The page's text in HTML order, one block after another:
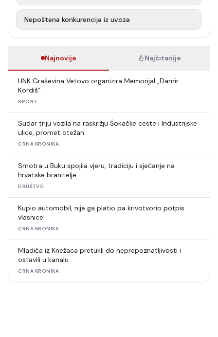
Nepoštena konkurencija iz uvoza
Najnovije Najčitanije
HNK Graševina Vetovo organizira Memorijal „Damir
Kordiš“
SPORT
Sudar triju vozila na raskrižju Šokačke ceste i Industrijske
ulice, promet otežan
CRNA KRONIKA
Smotra u Buku spojila vjeru, tradiciju i sjećanje na
hrvatske branitelje
DRUŠTVO
Kupio automobil, nije ga platio pa krivotvorio potpis
vlasnice
CRNA KRONIKA
Mladića iz Knežaca pretukli do neprepoznatljivosti i
ostavili u kanalu
CRNA KRONIKA